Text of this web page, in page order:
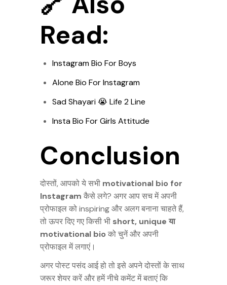
Read:
Instagram Bio For Boys
Alone Bio For Instagram
Sad Shayari 😭 Life 2 Line
Insta Bio For Girls Attitude
Conclusion
दोस्तों, आपको ये सभी motivational bio for
Instagram कैसे लगे? अगर आप सच में अपनी
प्रोफाइल को inspiring और अलग बनाना चाहते हैं,
तो ऊपर दिए गए किसी भी short, unique या
motivational bio को चुनें और अपनी
प्रोफाइल में लगाएं।
अगर पोस्ट पसंद आई हो तो इसे अपने दोस्तों के साथ
जरूर शेयर करें और हमें नीचे कमेंट में बताएं कि